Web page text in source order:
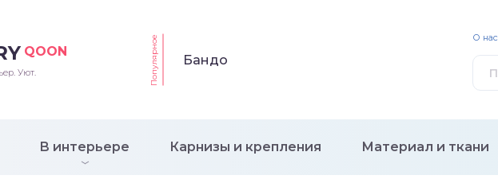
QOON
Уют. Популярное Бандо
В интерьере Карнизы и крепления Материал и ткани
О нас